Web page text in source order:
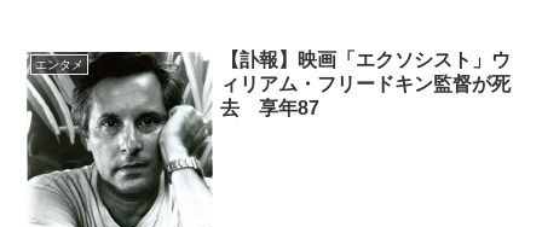
エンタメ
【訃報】映画「エクソシスト」ウ
ィリアム・フリードキン監督が死
去 享年87